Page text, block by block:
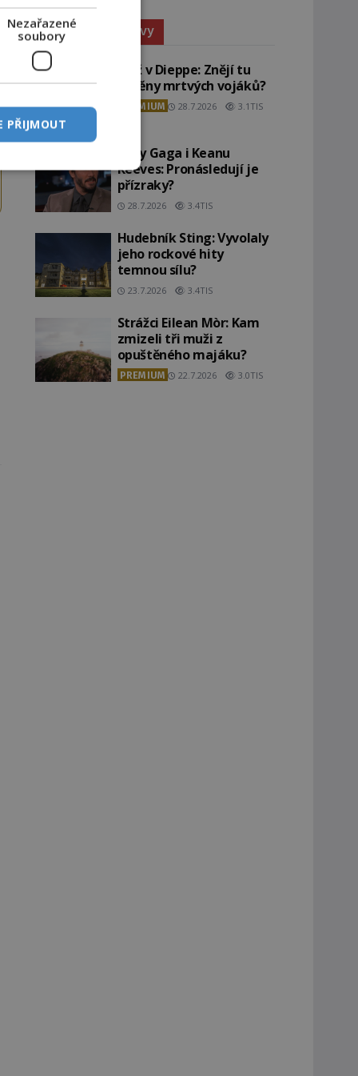
Paranormální jevy
Pláž v Dieppe: Znějí tu
ozvěny mrtvých vojáků?
PREMIUM 28.7.2026 3.1TIS
Lady Gaga i Keanu
Reeves: Pronásledují je
přízraky?
28.7.2026 3.4TIS
Hudebník Sting: Vyvolaly
jeho rockové hity
temnou sílu?
23.7.2026 3.4TIS
Strážci Eilean Mòr: Kam
zmizeli tři muži z
opuštěného majáku?
PREMIUM 22.7.2026 3.0TIS
Nezařazené
soubory
PŘIJMOUT